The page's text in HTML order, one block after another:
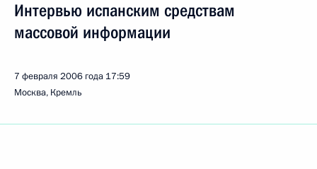
Интервью испанским средствам
массовой информации
7 февраля 2006 года 17:59
Москва, Кремль